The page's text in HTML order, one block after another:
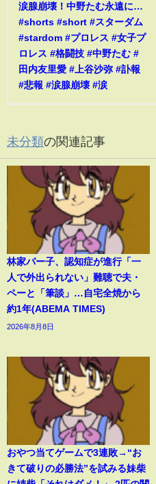
涙腺崩壊！中野たむ永遠に…
#shorts #short #スターダム
#stardom #プロレス #女子プ
ロレス #格闘技 #中野たむ #
田内友里愛 #上谷沙弥 #訃報
#悲報 #涙腺崩壊 #涙
未分類の関連記事
林家パー子、認知症が進行「一
人で外出られない」難聴で夫・
ペーと「筆談」…自宅全焼から
約1年(ABEMA TIMES)
2026年8月8日
おやつ当てゲームで3連敗→“お
きて破りの必勝法”を試みる妹柴